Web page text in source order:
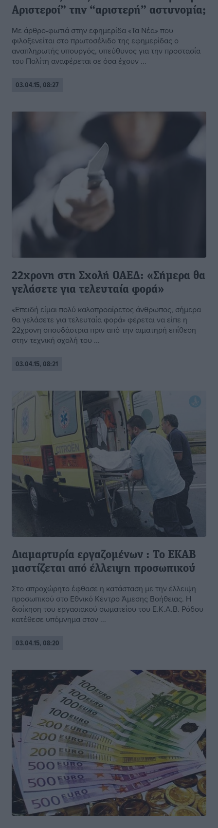
Αριστεροί” την “αριστερή” αστυνομία;
Με άρθρο-φωτιά στην εφημερίδα «Τα Νέα» που
φιλοξενείται στο πρωτοσέλιδο της εφημερίδας ο
αναπληρωτής υπουργός, υπεύθυνος για την προστασία
του Πολίτη αναφέρεται σε όσα έχουν ...
03.04.15, 08:27
22χρονη στη Σχολή ΟΑΕΔ: «Σήμερα θα
γελάσετε για τελευταία φορά»
«Επειδή είμαι πολύ καλοπροαίρετος άνθρωπος, σήμερα
θα γελάσετε για τελευταία φορά» φέρεται να είπε η
22χρονη σπουδάστρια πριν από την αιματηρή επίθεση
στην τεχνική σχολή του ...
03.04.15, 08:21
Διαμαρτυρία εργαζομένων : Το ΕΚΑΒ
μαστίζεται από έλλειψη προσωπικού
Στο απροχώρητο έφθασε η κατάσταση με την έλλειψη
προσωπικού στο Εθνικό Κέντρο Άμεσης Βοήθειας. Η
διοίκηση του εργασιακού σωματείου του Ε.Κ.Α.Β. Ρόδου
κατέθεσε υπόμνημα στον ...
03.04.15, 08:20